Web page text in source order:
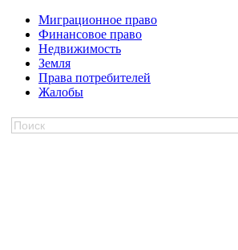
Миграционное право
Финансовое право
Недвижимость
Земля
Права потребителей
Жалобы